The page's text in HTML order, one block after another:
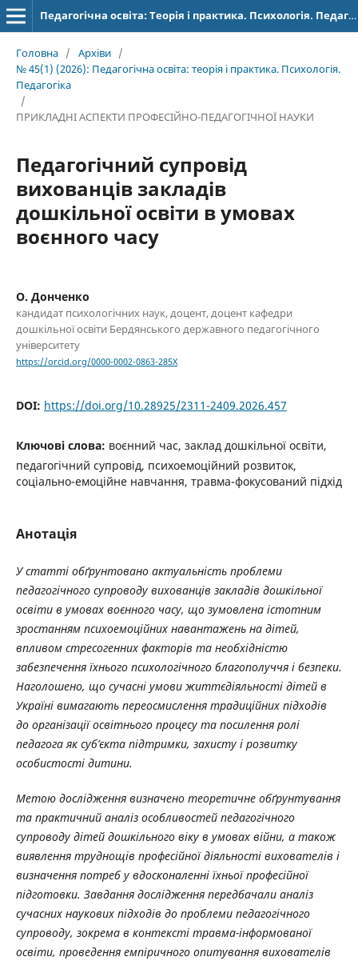
Педагогічна освіта: Теорія і практика. Психологія. Педагогіка.
Головна / Архіви /
№ 45(1) (2026): Педагогічна освіта: теорія і практика. Психологія.
Педагогіка
/
ПРИКЛАДНІ АСПЕКТИ ПРОФЕСІЙНО-ПЕДАГОГІЧНОЇ НАУКИ
Педагогічний супровід
вихованців закладів
дошкільної освіти в умовах
воєнного часу
О. Донченко
кандидат психологічних наук, доцент, доцент кафедри
дошкільної освіти Бердянського державного педагогічного
університету
https://orcid.org/0000-0002-0863-285X
DOI: https://doi.org/10.28925/2311-2409.2026.457
Ключові слова: воєнний час, заклад дошкільної освіти,
педагогічний супровід, психоемоційний розвиток,
соціально-емоційне навчання, травма-фокусований підхід
Анотація
У статті обґрунтовано актуальність проблеми
педагогічного супроводу вихованців закладів дошкільної
освіти в умовах воєнного часу, що зумовлена істотним
зростанням психоемоційних навантажень на дітей,
впливом стресогенних факторів та необхідністю
забезпечення їхнього психологічного благополуччя і безпеки.
Наголошено, що сучасні умови життєдіяльності дітей в
Україні вимагають переосмислення традиційних підходів
до організації освітнього процесу та посилення ролі
педагога як суб’єкта підтримки, захисту і розвитку
особистості дитини.
Метою дослідження визначено теоретичне обґрунтування
та практичний аналіз особливостей педагогічного
супроводу дітей дошкільного віку в умовах війни, а також
виявлення труднощів професійної діяльності вихователів і
визначення потреб у вдосконаленні їхньої професійної
підготовки. Завдання дослідження передбачали аналіз
сучасних наукових підходів до проблеми педагогічного
супроводу, зокрема в контексті травма-інформованої
освіти, проведення емпіричного опитування вихователів